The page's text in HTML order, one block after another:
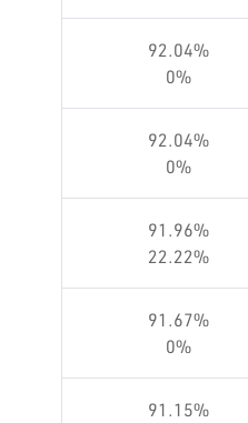
92.04%
0%
91.15%
91.96%
22.22%
92.04%
0%
91.67%
0%